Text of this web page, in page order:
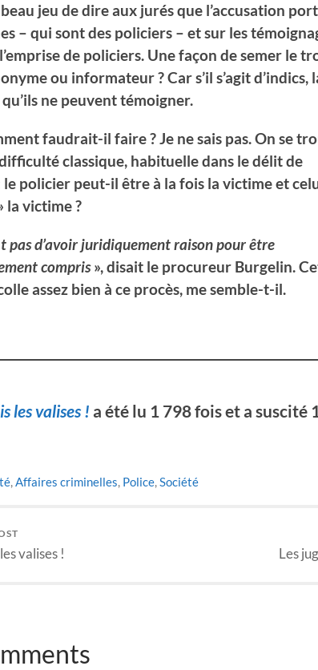
jeu de dire aux jurés que l’accusation
– qui sont des policiers – et sur les
de policiers. Une façon de semer le
ou informateur ? Car s’il s’agit
ne peuvent témoigner.
faudrait-il faire ? Je ne sais pas. On se
classique, habituelle dans le délit de
policier peut-il être à la fois la victime et
la victime ?
pas d’avoir juridiquement raison pour être
compris», disait le procureur Burgelin.
assez bien à ce procès, me semble-t-il.
les valises ! a été lu 1 798 fois et a suscité
,Affaires criminelles, Police,Société
valises ! Les